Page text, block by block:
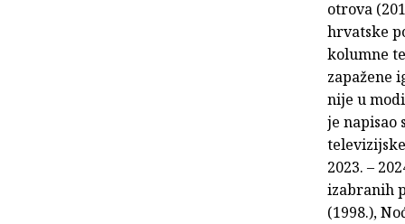
otrova
hrvatske
kolumne
zapažene
nije u
je napisao
2023. –
izabranih
(1998.),